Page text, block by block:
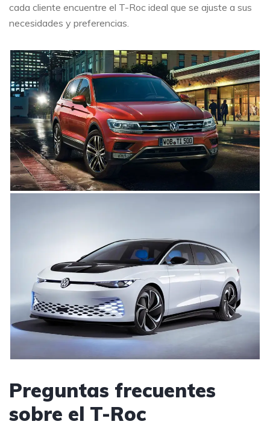
cada cliente encuentre el T-Roc ideal que se ajuste a sus
necesidades y preferencias.
Preguntas frecuentes
sobre el T-Roc